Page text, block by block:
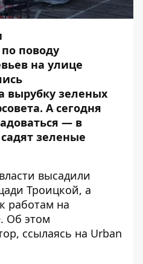
по поводу
на улице
вырубку зеленых
А сегодня
— в
зеленые
высадили
Троицкой, а
работам на
Об этом
, ссылаясь на Urban